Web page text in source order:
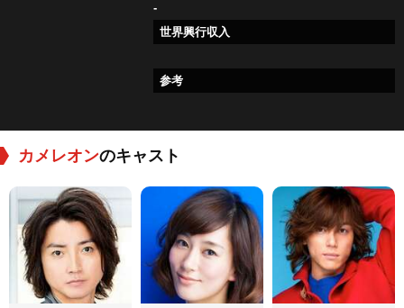
-
世界興行収入
参考
カメレオンのキャスト